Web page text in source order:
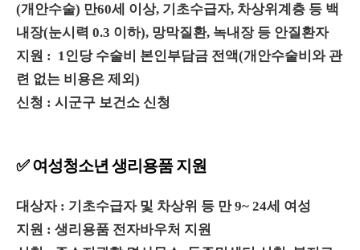
(개안수술) 만60세 이상, 기초수급자, 차상위계층 등 백
내장(눈시력 0.3 이하), 망막질환, 녹내장 등 안질환자
지원 : 1인당 수술비 본인부담금 전액(개안수술비와 관
련 없는 비용은 제외)
신청 : 시군구 보건소 신청
✅ 여성청소년 생리용품 지원
대상자 : 기초수급자 및 차상위 등 만 9~ 24세 여성
지원 : 생리용품 전자바우처 지원